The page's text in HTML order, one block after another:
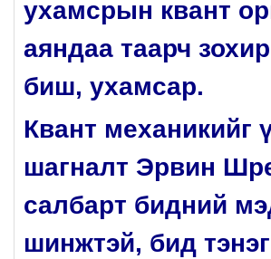
ухамсрын квант
аяндаа таарч
биш, ухамсар.
Квант механикийг
шагналт Эрвин
салбарт бидний
шинжтэй, бид